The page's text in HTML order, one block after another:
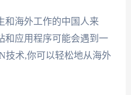
和海外工作的中国人来
和应用程序可能会遇到一
技术,你可以轻松地从海外